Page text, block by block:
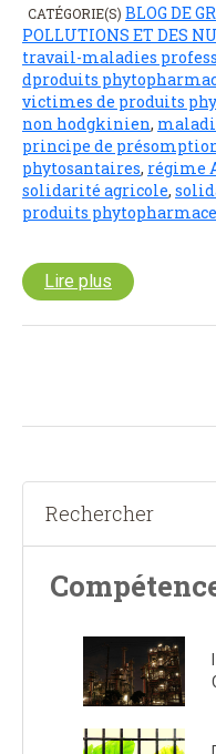
CATÉGORIE(S) BLOG DE
POLLUTIONS ET DES
travail-maladies
dproduits
victimes de produits
non hodgkinien,
principe de
phytosantaires, régime
solidarité agricole,
produits
Lire plus